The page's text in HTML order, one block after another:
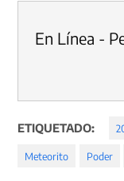
En Línea -
ETIQUETADO:
Meteorito Poder